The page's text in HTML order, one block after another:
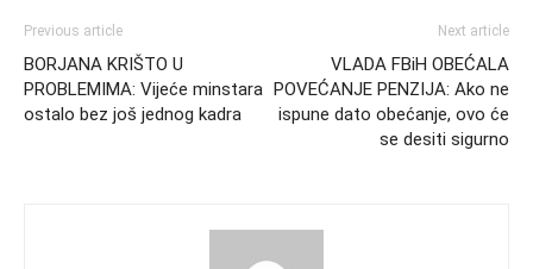
Previous article
BORJANA KRIŠTO U
PROBLEMIMA: Vijeće minstara
ostalo bez još jednog kadra
Next article
VLADA FBiH OBEĆALA
POVEĆANJE PENZIJA: Ako ne
ispune dato obećanje, ovo će
se desiti sigurno